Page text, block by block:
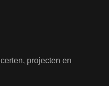
projecten en